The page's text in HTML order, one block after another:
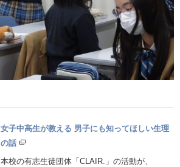
女子中高生が教える 男子にも知ってほしい生理
の話
本校の有志生徒団体「CLAIR.」の活動が、